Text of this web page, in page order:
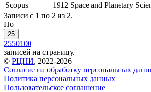
Scopus
1912 Space and Planetary
Записи с 1 по 2 из 2.
По
25
2550100
записей на страницу.
© РЦНИ, 2022-2026
Согласие на обработку персональных
Политика персональных данных
Пользовательское соглашение